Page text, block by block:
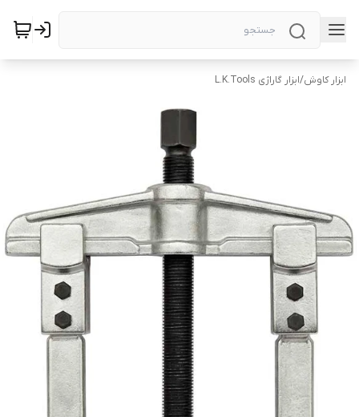
ابزار کاوش/ابزار گاراژی L.K.Tools